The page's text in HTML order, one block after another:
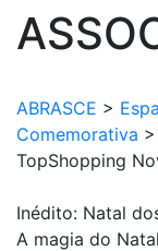
ABRASCE >
Comemorativa >
TopShopping
Inédito: Natal
A magia do